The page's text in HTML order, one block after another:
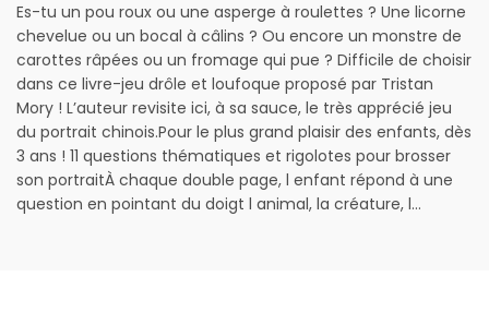
Es-tu un pou roux ou une asperge à roulettes ? Une licorne
chevelue ou un bocal à câlins ? Ou encore un monstre de
carottes râpées ou un fromage qui pue ? Difficile de choisir
dans ce livre-jeu drôle et loufoque proposé par Tristan
Mory ! L’auteur revisite ici, à sa sauce, le très apprécié jeu
du portrait chinois.Pour le plus grand plaisir des enfants, dès
3 ans ! 11 questions thématiques et rigolotes pour brosser
son portraitÀ chaque double page, l enfant répond à une
question en pointant du doigt l animal, la créature, l…